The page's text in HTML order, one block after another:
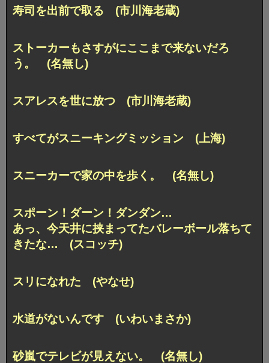
寿司を出前で取る (市川海老蔵)
ストーカーもさすがにここまで来ないだろ
う。 (名無し)
スアレスを世に放つ (市川海老蔵)
すべてがスニーキングミッション (上海)
スニーカーで家の中を歩く。 (名無し)
スポーン！ダーン！ダンダン…
あっ、今天井に挟まってたバレーボール落ちて
きたな… (スコッチ)
スリになれた (やなせ)
水道がないんです (いわいまさか)
砂嵐でテレビが見えない。 (名無し)